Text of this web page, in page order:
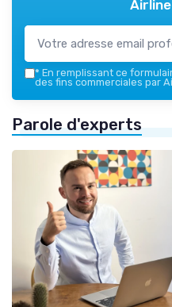
* En remplissant ce
des fins commerciales par
Parole d'experts